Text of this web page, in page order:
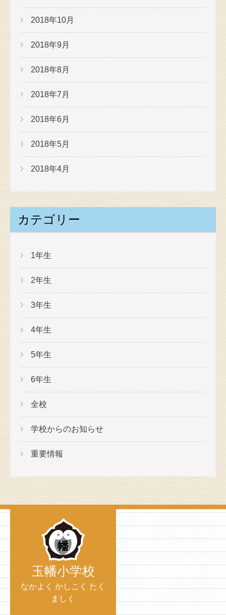
2018年10月
2018年9月
2018年8月
2018年7月
2018年6月
2018年5月
2018年4月
カテゴリー
1年生
2年生
3年生
4年生
5年生
6年生
全校
学校からのお知らせ
重要情報
玉幡小学校
なかよく かしこく たく
ましく